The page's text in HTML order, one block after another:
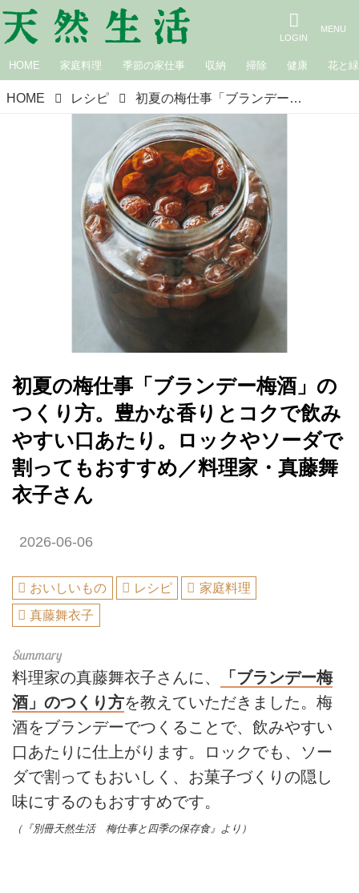
HOME 家庭料理 季節の家仕事 収納 掃除 健康 花と緑
HOME レシピ 初夏の梅仕事「ブランデー梅酒」のつくり方。豊かな香りとコクで飲みやすい口あたり。ロックやソーダで割ってもおすすめ／料理家・真藤舞衣子さん
初夏の梅仕事「ブランデー梅酒」の
つくり方。豊かな香りとコクで飲み
やすい口あたり。ロックやソーダで
割ってもおすすめ／料理家・真藤舞
衣子さん
2026-06-06
おいしいもの レシピ
家庭料理
真藤舞衣子
料理家の真藤舞衣子さんに、
「ブランデー梅
酒」のつくり方を教えていただきました。梅
酒をブランデーでつくることで、飲みやすい
口あたりに仕上がります。ロックでも、ソー
ダで割ってもおいしく、お菓子づくりの隠し
味にするのもおすすめです。
（『別冊天然生活 梅仕事と四季の保存食』より）